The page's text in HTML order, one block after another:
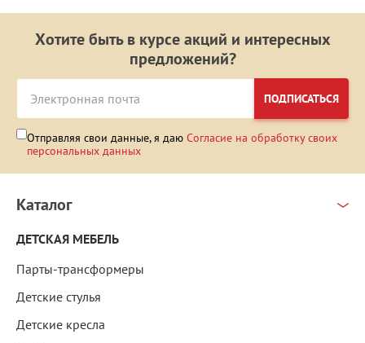
Хотите быть в курсе акций и интересных
предложений?
ПОДПИСАТЬСЯ
Отправляя свои данные, я даю Согласие на обработку своих
персональных данных
Каталог
ДЕТСКАЯ МЕБЕЛЬ
Парты-трансформеры
Детские стулья
Детские кресла